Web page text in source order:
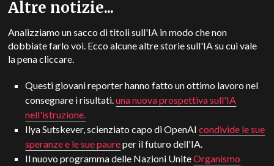
Altre notizie...
Analizziamo un sacco di titoli sull'IA in modo che non
dobbiate farlo voi. Ecco alcune altre storie sull'IA su cui vale
la pena cliccare.
Questi giovani reporter hanno fatto un ottimo lavoro nel
consegnare i risultati.una nuova prospettiva sull'IA
nell'istruzione.
Ilya Sutskever, scienziato capo di OpenAIcondivide le sue
speranze e le sue paureper il futuro dell'IA.
Il nuovo programma delle Nazioni UniteOrganismo